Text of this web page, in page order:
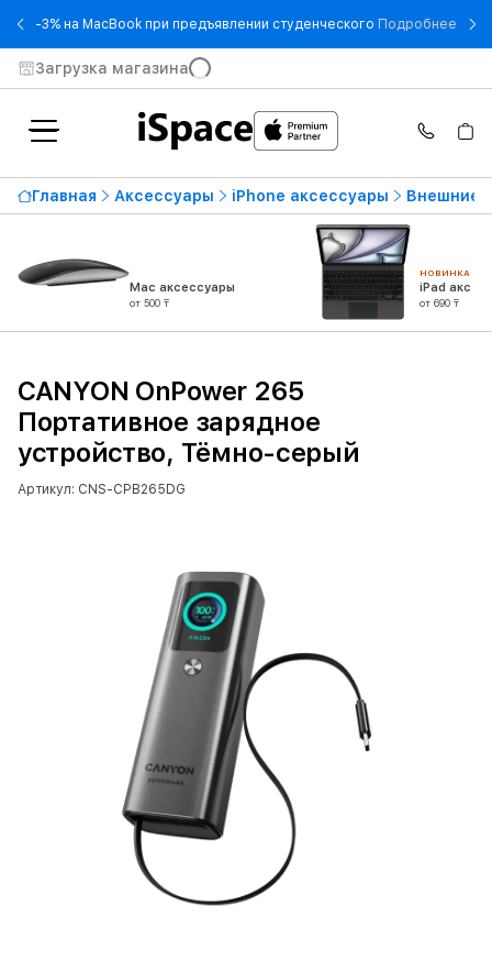
-3% на MacBook при предъявлении студенческого Подробнее - -
Загрузка магазина
Главная Аксессуары iPhone аксессуары Внешние
Mac аксессуары
от 500 ₸
НОВИНКА
iPad
от 690 ₸
CANYON OnPower 265
Портативное зарядное
устройство, Тёмно-серый
Артикул: CNS-CPB265DG